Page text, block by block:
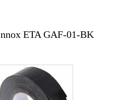
ETA GAF-01-BK